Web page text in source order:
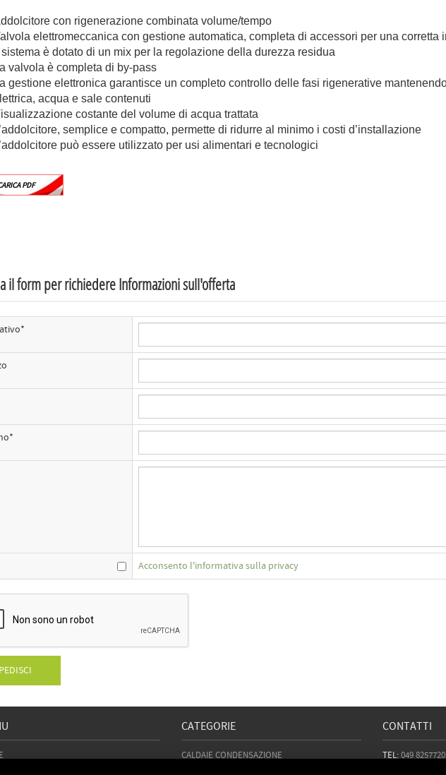
con rigenerazione combinata volume/tempo
elettromeccanica con gestione automatica, completa di accessori per una corretta
sistema è dotato di un mix per la regolazione della durezza residua
valvola è completa di by-pass
gestione elettronica garantisce un completo controllo delle fasi rigenerative
acqua e sale contenuti
costante del volume di acqua trattata
semplice e compatto, permette di ridurre al minimo i costi d’installazione
può essere utilizzato per usi alimentari e tecnologici
PDF
il form per richiedere Informazioni sull'offerta
Acconsento l'informativa sulla privacy
CATEGORIE
CALDAIE CONDENSAZIONE
CONTATTI
TEL:049 8257720